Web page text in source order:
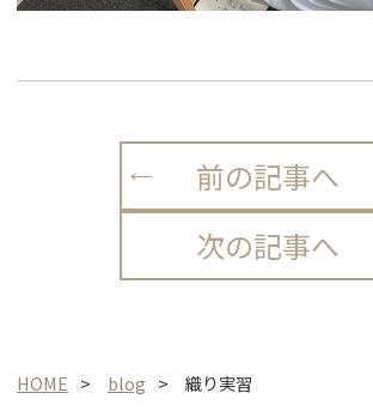
前の記事へ
次の記事へ
HOME blog 織り実習